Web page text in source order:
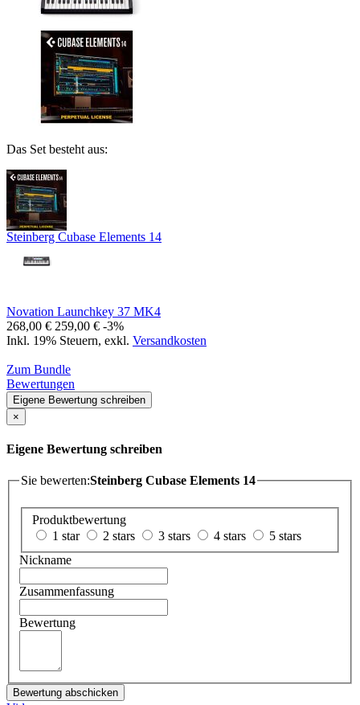
Das Set besteht aus:
Steinberg Cubase Elements 14
Novation Launchkey 37 MK4
268,00 € 259,00 € -3%
Inkl. 19% Steuern, exkl. Versandkosten
Zum Bundle
Bewertungen
Eigene Bewertung schreiben
×
Eigene Bewertung schreiben
Sie bewerten:Steinberg Cubase Elements 14
Produktbewertung
1 star
2 stars 3 stars 4 stars
5 stars
Nickname
Zusammenfassung
Bewertung
Bewertung abschicken